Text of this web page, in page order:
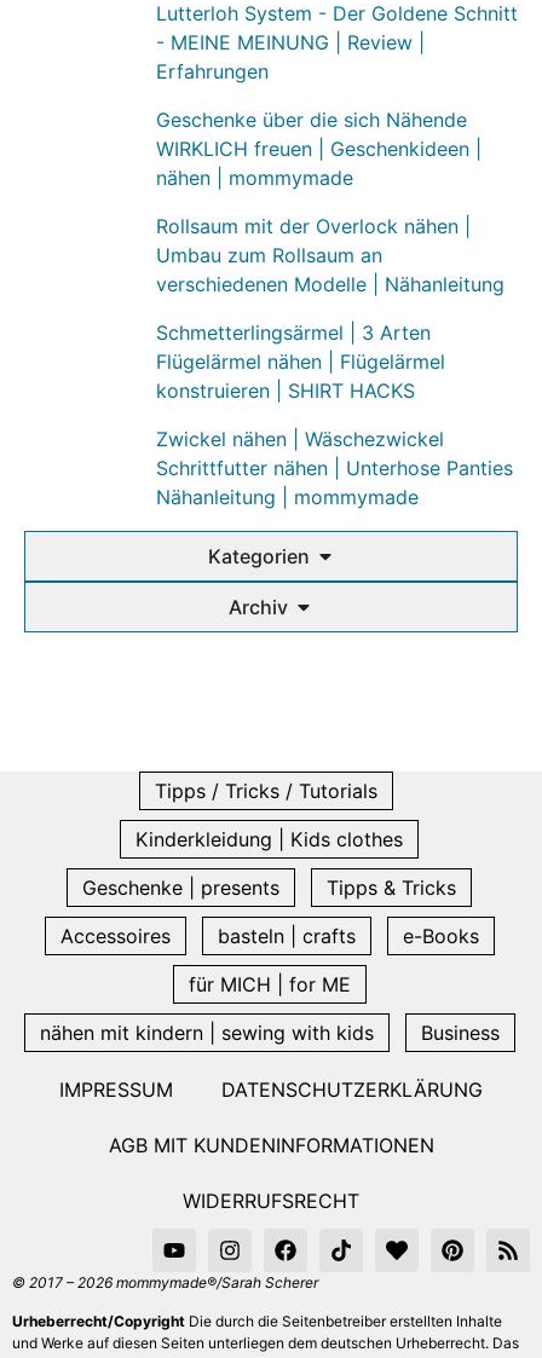
Lutterloh System - Der Goldene Schnitt
- MEINE MEINUNG | Review |
Erfahrungen
Geschenke über die sich Nähende
WIRKLICH freuen | Geschenkideen |
nähen | mommymade
Rollsaum mit der Overlock nähen |
Umbau zum Rollsaum an
verschiedenen Modelle | Nähanleitung
Schmetterlingsärmel | 3 Arten
Flügelärmel nähen | Flügelärmel
konstruieren | SHIRT HACKS
Zwickel nähen | Wäschezwickel
Schrittfutter nähen | Unterhose Panties
Nähanleitung | mommymade
Kategorien
Archiv
Tipps / Tricks / Tutorials
Kinderkleidung | Kids clothes
Geschenke | presents
Tipps & Tricks
Accessoires
basteln | crafts
e-Books
für MICH | for ME
nähen mit kindern | sewing with kids
Business
IMPRESSUM DATENSCHUTZERKLÄRUNG
AGB MIT KUNDENINFORMATIONEN
WIDERRUFSRECHT
© 2017 – 2026 mommymade®/Sarah Scherer
Urheberrecht/Copyright Die durch die Seitenbetreiber erstellten Inhalte
und Werke auf diesen Seiten unterliegen dem deutschen Urheberrecht. Das